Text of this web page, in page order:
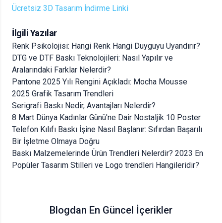
Ücretsiz 3D Tasarım İndirme Linki
İlgili Yazılar
Renk Psikolojisi: Hangi Renk Hangi Duyguyu Uyandırır?
DTG ve DTF Baskı Teknolojileri: Nasıl Yapılır ve
Aralarındaki Farklar Nelerdir?
Pantone 2025 Yılı Rengini Açıkladı: Mocha Mousse
2025 Grafik Tasarım Trendleri
Serigrafi Baskı Nedir, Avantajları Nelerdir?
8 Mart Dünya Kadınlar Günü'ne Dair Nostaljik 10 Poster
Telefon Kılıfı Baskı İşine Nasıl Başlanır: Sıfırdan Başarılı
Bir İşletme Olmaya Doğru
Baskı Malzemelerinde Ürün Trendleri Nelerdir? 2023 En
Popüler Tasarım Stilleri ve Logo trendleri Hangileridir?
Blogdan En Güncel İçerikler